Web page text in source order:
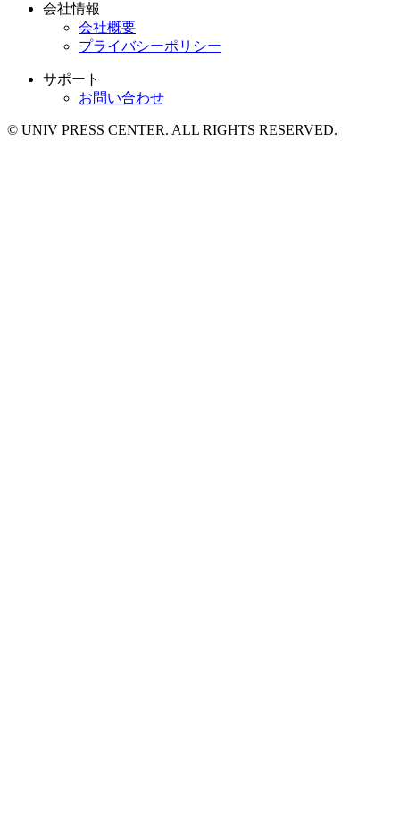
会社情報
会社概要
プライバシーポリシー
サポート
お問い合わせ
© UNIV PRESS CENTER. ALL RIGHTS RESERVED.